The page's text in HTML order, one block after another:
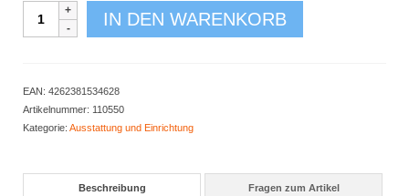
Geburtstagskrone
pink
IN DEN WARENKORB
EAN: 4262381534628
Artikelnummer: 110550
Kategorie: Ausstattung und Einrichtung
Beschreibung Fragen zum Artikel